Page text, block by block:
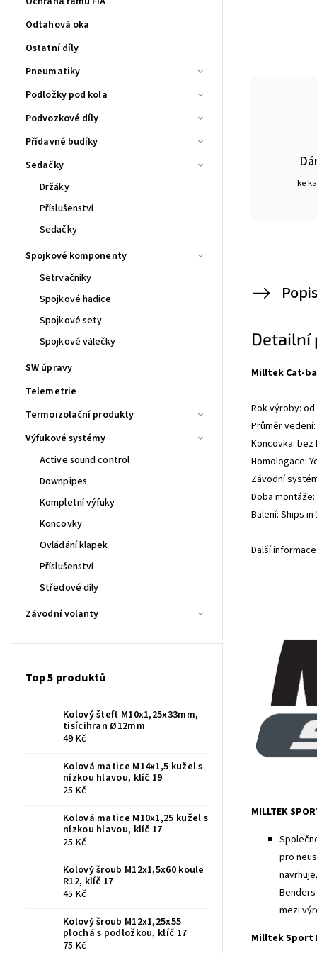
Odtahová oka
Ostatní díly
Pneumatiky
Podložky pod kola
Podvozkové díly
Přídavné budíky
Sedačky
Držáky
Příslušenství
Sedačky
Spojkové komponenty
Setrvačníky
Spojkové hadice
Spojkové sety
Spojkové válečky
SW úpravy
Telemetrie
Termoizolační produkty
Výfukové systémy
Active sound control
Downpipes
Kompletní výfuky
Koncovky
Ovládání klapek
Příslušenství
Středové díly
Závodní volanty
Top 5 produktů
Kolový šteft M10x1,25x33mm,
tisícihran Ø12mm
49 Kč
Kolová matice M14x1,5 kužel s
nízkou hlavou, klíč 19
25 Kč
Kolová matice M10x1,25 kužel s
nízkou hlavou, klíč 17
25 Kč
Kolový šroub M12x1,5x60 koule
R12, klíč 17
45 Kč
Kolový šroub M12x1,25x55
plochá s podložkou, klíč 17
75 Kč
ke
Detailní
Milltek Cat-
Rok výroby: od
Průměr
Koncovka:
Homologace:
Závodní
Doba montáže:
Balení: Ships
Další
MILLTEK
pro
mezi
Milltek Sport